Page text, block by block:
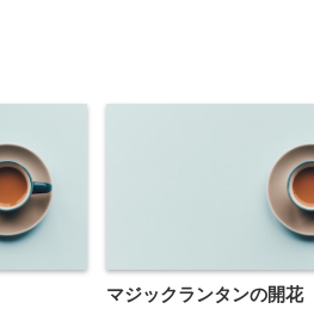
マジックランタンの開花